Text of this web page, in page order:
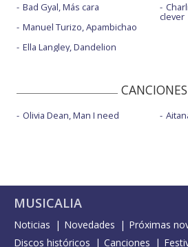
Bad Gyal, Más cara
Manuel Turizo, Apambichao
Ella Langley, Dandelion
clever
CANCIONES
Olivia Dean, Man I need
MUSICALIA
Noticias Novedades
Próximas
Discos históricos
Canciones